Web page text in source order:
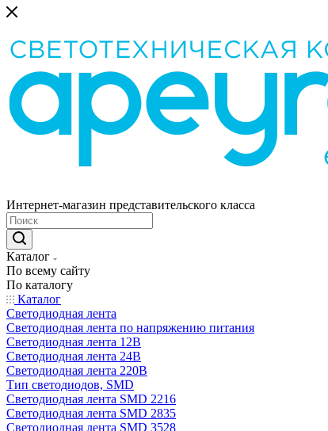
Интернет-магазин представительского класса
Каталог
По всему сайту
По каталогу
Каталог
Светодиодная лента
Светодиодная лента по напряжению питания
Светодиодная лента 12В
Светодиодная лента 24В
Светодиодная лента 220В
Тип светодиодов, SMD
Cветодиодная лента SMD 2216
Светодиодная лента SMD 2835
Светодиодная лента SMD 3528